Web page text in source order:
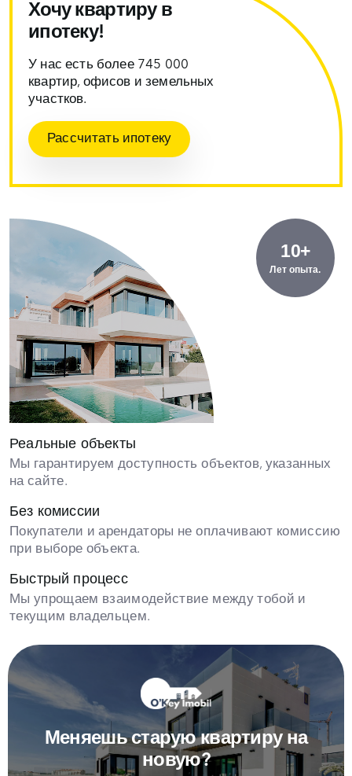
Хочу квартиру в
ипотеку!
У нас есть более 745 000
квартир, офисов и земельных
участков.
Рассчитать ипотеку
10+
Лет опыта.
Реальные объекты
Мы гарантируем доступность объектов, указанных
на сайте.
Без комиссии
Покупатели и арендаторы не оплачивают комиссию
при выборе объекта.
Быстрый процесс
Мы упрощаем взаимодействие между тобой и
текущим владельцем.
Меняешь старую квартиру на
новую?